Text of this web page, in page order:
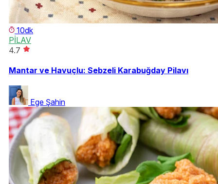
10dk
PİLAV
4.7
Mantar ve Havuçlu: Sebzeli Karabuğday Pilavı
Ege Şahin